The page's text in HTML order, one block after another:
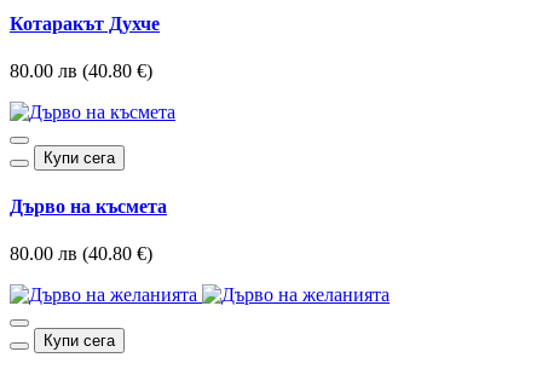
Котаракът Духче
80.00 лв (40.80 €)
Купи сега
Дърво на късмета
80.00 лв (40.80 €)
Купи сега